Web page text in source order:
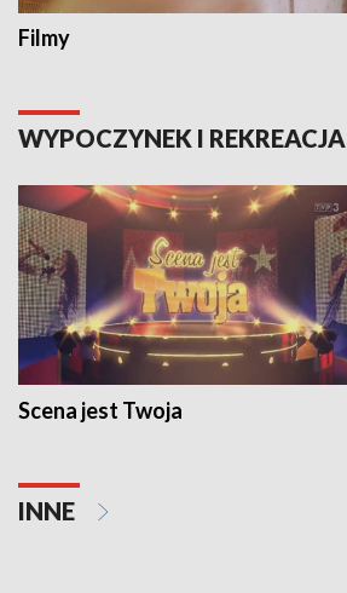
Filmy
WYPOCZYNEK I REKREACJA
Scena jest Twoja
INNE